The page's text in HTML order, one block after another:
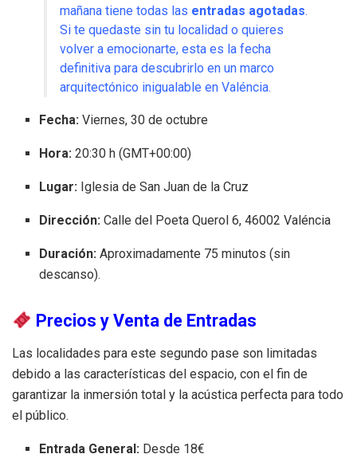
mañana tiene todas las entradas agotadas.
Si te quedaste sin tu localidad o quieres
volver a emocionarte, esta es la fecha
definitiva para descubrirlo en un marco
arquitectónico inigualable en Valéncia.
Fecha: Viernes, 30 de octubre
Hora: 20:30 h (GMT+00:00)
Lugar: Iglesia de San Juan de la Cruz
Dirección: Calle del Poeta Querol 6, 46002 Valéncia
Duración: Aproximadamente 75 minutos (sin
descanso).
Precios y Venta de Entradas
Las localidades para este segundo pase son limitadas
debido a las características del espacio, con el fin de
garantizar la inmersión total y la acústica perfecta para todo
el público.
Entrada General: Desde 18€